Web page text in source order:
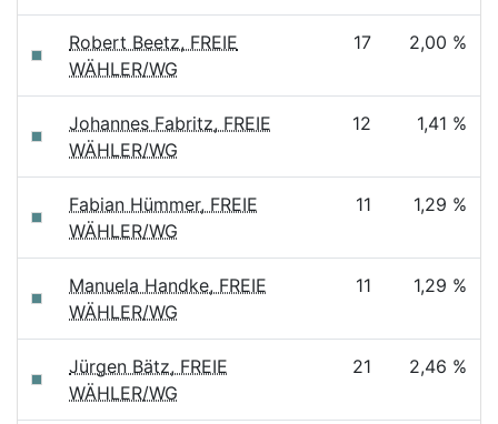
Robert Beetz, FREIE
WÄHLER/WG
17 2,00 %
Johannes Fabritz, FREIE
WÄHLER/WG
12 1,41 %
Fabian Hümmer, FREIE
WÄHLER/WG
11 1,29 %
Manuela Handke, FREIE
WÄHLER/WG
11 1,29 %
Jürgen Bätz, FREIE
WÄHLER/WG
21 2,46 %